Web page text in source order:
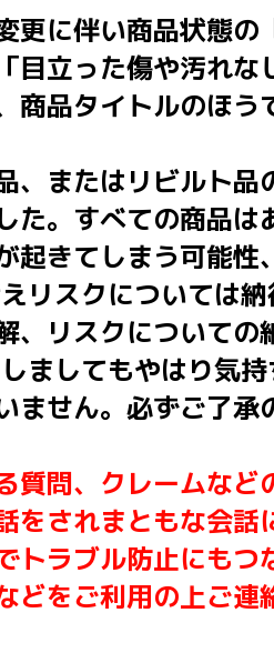
更に伴い商品状態
目立った傷や汚れ
商品タイトルのほう
、またはリビルト
た。すべての商品
起きてしまう可能
リスクについては
、リスクについて
ましてもやはり気
ません。必ずご了承
質問、クレームな
をされまともな会
トラブル防止にも
どをご利用の上ご連